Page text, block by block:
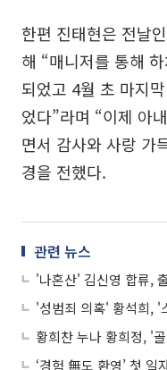
한편 진태현은 전날
해 “매니저를 통해
되었고 4월 초 마지
었다”라며 “이제 아
면서 감사와 사랑 가
경을 전했다.
관련 뉴스
‘경험 無도 환영’ 첫 일